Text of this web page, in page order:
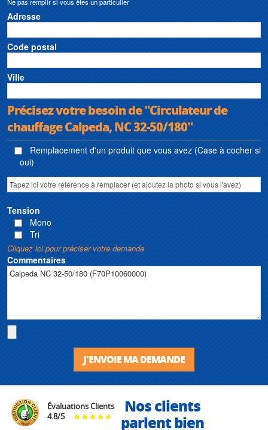
Adresse
Code postal
Ville
Précisez votre besoin de "Circulateur de
chauffage Calpeda, NC 32-50/180"
Remplacement d'un produit que vous avez (Case à cocher si
oui)
Tension
Mono
Tri
Cliquez ici pour préciser votre demande
Commentaires
J'ENVOIE MA DEMANDE
Évaluations Clients
4.8/5
Nos clients
parlent bien